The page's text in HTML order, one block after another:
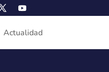
Actualidad